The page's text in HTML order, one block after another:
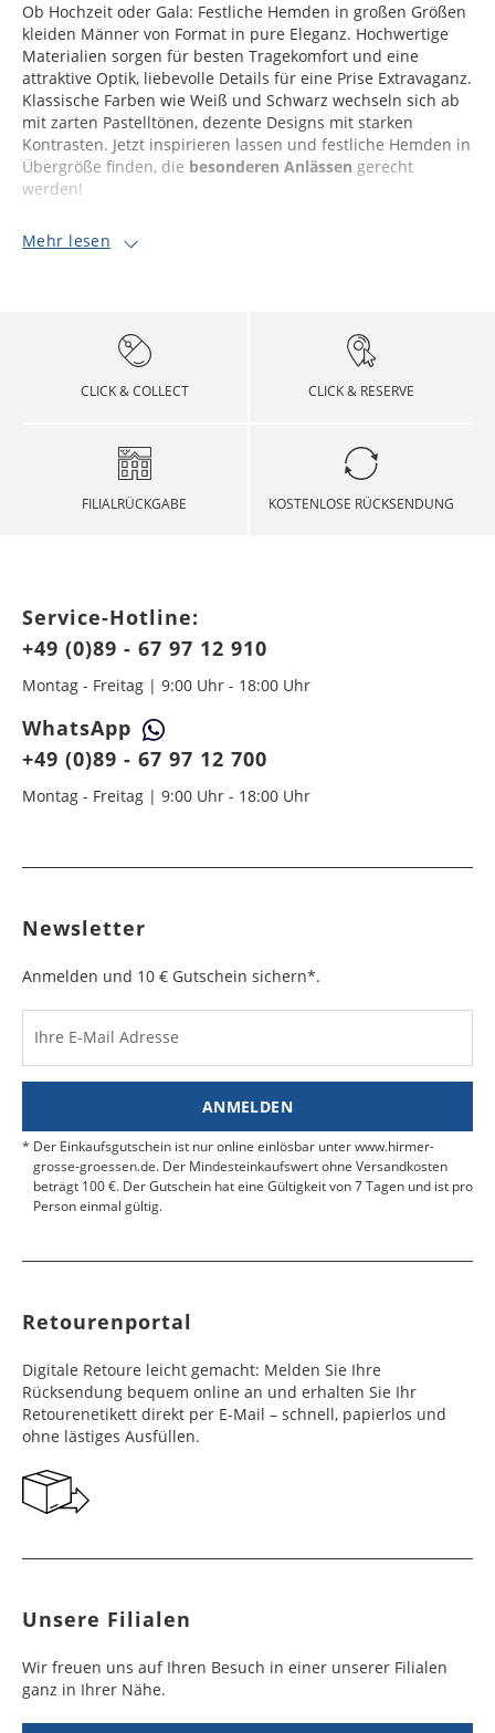
Ob Hochzeit oder Gala: Festliche Hemden in großen Größen
kleiden Männer von Format in pure Eleganz. Hochwertige
Materialien sorgen für besten Tragekomfort und eine
attraktive Optik, liebevolle Details für eine Prise Extravaganz.
Klassische Farben wie Weiß und Schwarz wechseln sich ab
mit zarten Pastelltönen, dezente Designs mit starken
Kontrasten. Jetzt inspirieren lassen und festliche Hemden in
Übergröße finden, die besonderen Anlässen gerecht
werden!
Mehr lesen
CLICK & COLLECT CLICK & RESERVE
FILIALRÜCKGABE KOSTENLOSE RÜCKSENDUNG
Service-Hotline:
+49 (0)89 - 67 97 12 910
Montag - Freitag | 9:00 Uhr - 18:00 Uhr
WhatsApp
+49 (0)89 - 67 97 12 700
Montag - Freitag | 9:00 Uhr - 18:00 Uhr
Newsletter
Anmelden und 10 € Gutschein sichern*.
Ihre E-Mail Adresse
ANMELDEN
Der Einkaufsgutschein ist nur online einlösbar unter www.hirmer-
grosse-groessen.de. Der Mindesteinkaufswert ohne Versandkosten
beträgt 100 €. Der Gutschein hat eine Gültigkeit von 7 Tagen und ist pro
Person einmal gültig.
Retourenportal
Digitale Retoure leicht gemacht: Melden Sie Ihre
Rücksendung bequem online an und erhalten Sie Ihr
Retourenetikett direkt per E-Mail – schnell, papierlos und
ohne lästiges Ausfüllen.
Unsere Filialen
Wir freuen uns auf Ihren Besuch in einer unserer Filialen
ganz in Ihrer Nähe.